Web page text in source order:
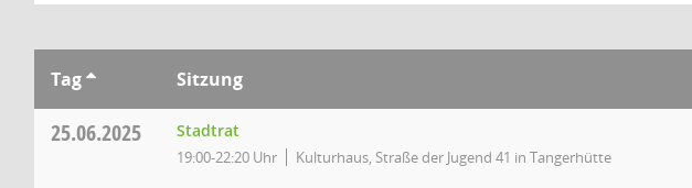
Tag Sitzung
25.06.2025 Stadtrat
19:00-22:20 Uhr Kulturhaus, Straße der Jugend 41 in Tangerhütte